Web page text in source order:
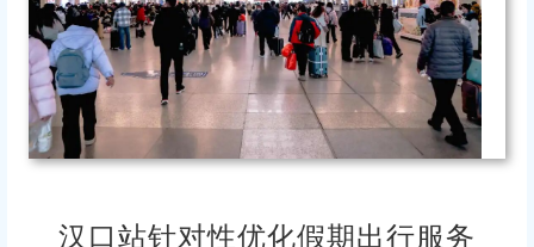
汉口站针对性优化假期出行服务